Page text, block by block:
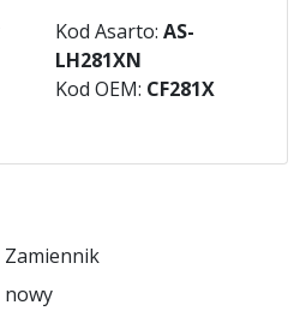
Kod Asarto: AS-
LH281XN
Kod OEM: CF281X
Zamiennik
nowy